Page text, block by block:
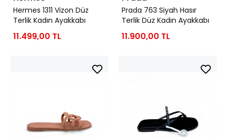
Hermes 1311 Vizon Düz
Terlik Kadın Ayakkabı
11.499,00 TL
Prada 763 Siyah Hasır
Terlik Düz Kadın Ayakkabı
11.900,00 TL